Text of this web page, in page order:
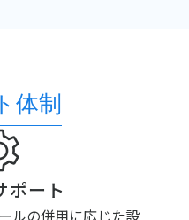
体制
ポート
ルの併用に応じた設